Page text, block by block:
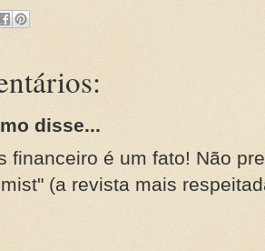
disse...
financeiro é um fato! Não
(a revista mais